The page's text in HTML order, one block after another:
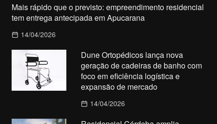
Mais rápido que o previsto: empreendimento residencial
tem entrega antecipada em Apucarana
14/04/2026
Dune Ortopédicos lança nova
geração de cadeiras de banho com
foco em eficiência logística e
expansão de mercado
14/04/2026